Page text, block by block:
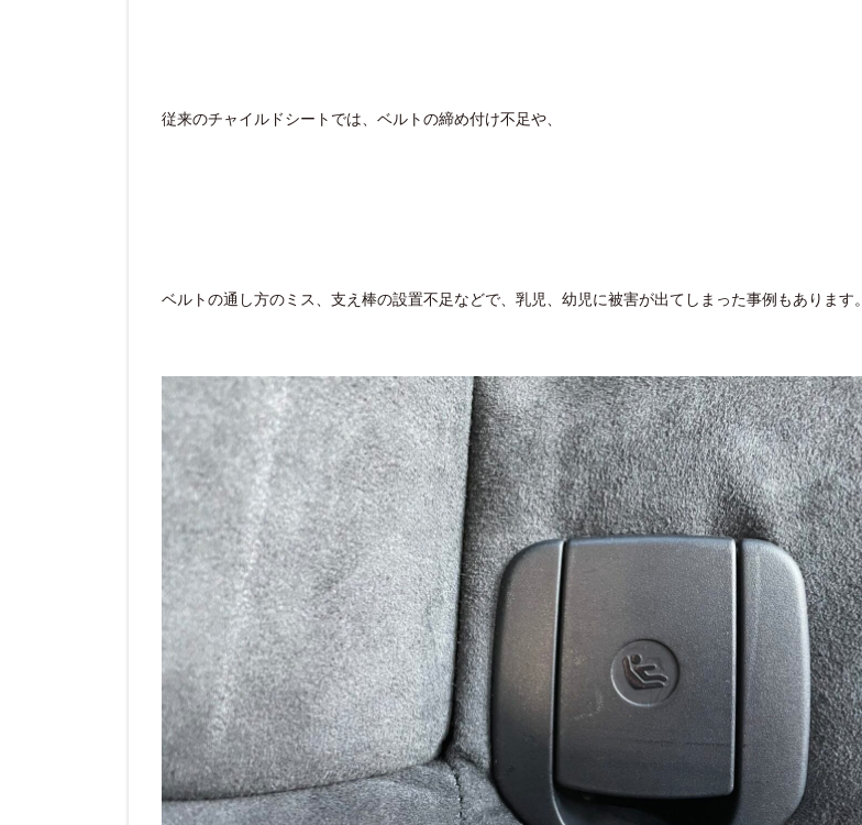
従来のチャイルドシートでは、ベルトの締め付け不足や、
ベルトの通し方のミス、支え棒の設置不足などで、乳児、幼児に被害が出てしまった事例もあります。